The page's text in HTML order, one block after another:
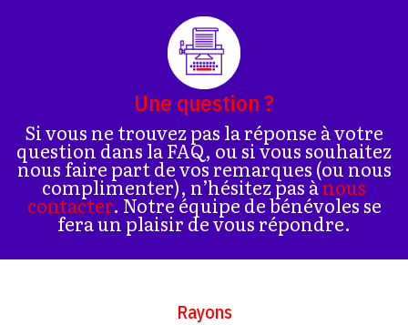
Une question ?
Si vous ne trouvez pas la réponse à votre
question dans la FAQ, ou si vous souhaitez
nous faire part de vos remarques (ou nous
complimenter), n’hésitez pas ànous
contacter. Notre équipe de bénévoles se
fera un plaisir de vous répondre.
Rayons